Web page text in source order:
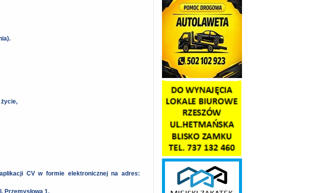
CV w formie elektronicznej na adres:
Przemysłowa 1.